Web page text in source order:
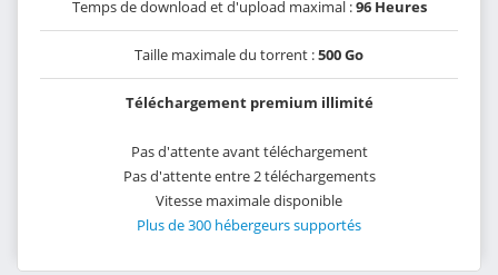
Temps de download et d'upload maximal :96 Heures
Taille maximale du torrent :500 Go
Téléchargement premium illimité
Pas d'attente avant téléchargement
Pas d'attente entre 2 téléchargements
Vitesse maximale disponible
Plus de 300 hébergeurs supportés